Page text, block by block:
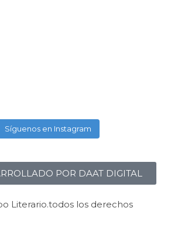
Síguenos en Instagram
Literario.todos los derechos
POR DAAT DIGITAL